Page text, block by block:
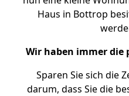
Haus in Bottrop
Wir haben immer die
Sparen Sie sich die
darum, dass Sie die